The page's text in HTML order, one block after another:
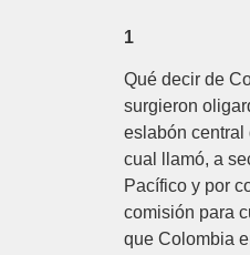
1
Qué decir de
surgieron
eslabón central
cual llamó, a
Pacífico y por
comisión para
que Colombia